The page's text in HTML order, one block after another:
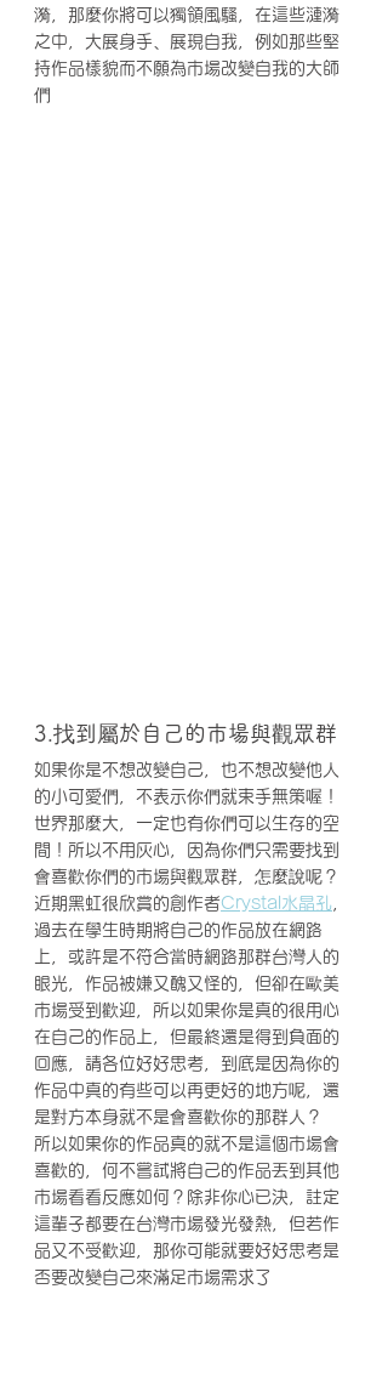
漪，那麼你將可以獨領風騷，在這些漣漪
之中，大展身手、展現自我，例如那些堅
持作品樣貌而不願為市場改變自我的大師
們
3.找到屬於自己的市場與觀眾群
如果你是不想改變自己，也不想改變他人
的小可愛們，不表示你們就束手無策喔！
世界那麼大，一定也有你們可以生存的空
間！所以不用灰心，因為你們只需要找到
會喜歡你們的市場與觀眾群，怎麼說呢？
近期黑虹很欣賞的創作者Crystal水晶孔
過去在學生時期將自己的作品放在網路
上，或許是不符合當時網路那群台灣人的
眼光，作品被嫌又醜又怪的，但卻在歐美
市場受到歡迎，所以如果你是真的很用心
在自己的作品上，但最終還是得到負面的
回應，請各位好好思考，到底是因為你的
作品中真的有些可以再更好的地方呢，還
是對方本身就不是會喜歡你的那群人？
所以如果你的作品真的就不是這個市場會
喜歡的，何不嘗試將自己的作品丟到其他
市場看看反應如何？除非你心已決，註定
這輩子都要在台灣市場發光發熱，但若作
品又不受歡迎，那你可能就要好好思考是
否要改變自己來滿足市場需求了